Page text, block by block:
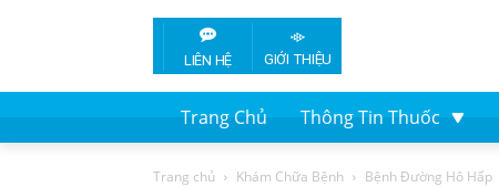
LIÊN HỆ GIỚI THIỆU
Trang Chủ Thông Tin Thuốc
Trang chủ Khám Chữa Bệnh Bệnh Đường Hô Hấp